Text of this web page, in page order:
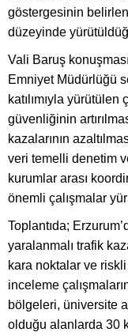
göstergesinin
düzeyinde
Vali Baruş
Emniyet Müdürlüğü
katılımıyla
güvenliğinin
kazalarının
veri temelli denetim
kurumlar arası
önemli çalışmalar
Toplantıda;
yaralanmalı trafik
kara noktalar ve
inceleme
bölgeleri, üniversite
olduğu alanlarda 30